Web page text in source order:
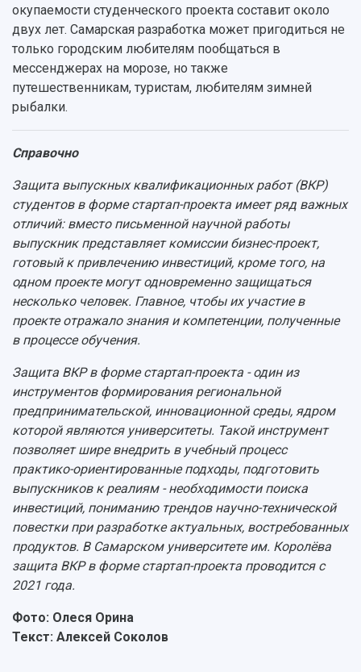
окупаемости студенческого проекта составит около
двух лет. Самарская разработка может пригодиться не
только городским любителям пообщаться в
мессенджерах на морозе, но также
путешественникам, туристам, любителям зимней
рыбалки.
Справочно
Защита выпускных квалификационных работ (ВКР)
студентов в форме стартап-проекта имеет ряд важных
отличий: вместо письменной научной работы
выпускник представляет комиссии бизнес-проект,
готовый к привлечению инвестиций, кроме того, на
одном проекте могут одновременно защищаться
несколько человек. Главное, чтобы их участие в
проекте отражало знания и компетенции, полученные
в процессе обучения.
Защита ВКР в форме стартап-проекта - один из
инструментов формирования региональной
предпринимательской, инновационной среды, ядром
которой являются университеты. Такой инструмент
позволяет шире внедрить в учебный процесс
практико-ориентированные подходы, подготовить
выпускников к реалиям - необходимости поиска
инвестиций, пониманию трендов научно-технической
повестки при разработке актуальных, востребованных
продуктов. В Самарском университете им. Королёва
защита ВКР в форме стартап-проекта проводится с
2021 года.
Фото: Олеся Орина
Текст: Алексей Соколов